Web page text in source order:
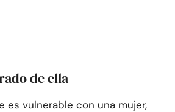
de ella
es vulnerable con una mujer,